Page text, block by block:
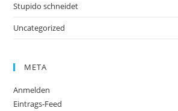
Stupido schneidet
Uncategorized
META
Anmelden
Eintrags-Feed